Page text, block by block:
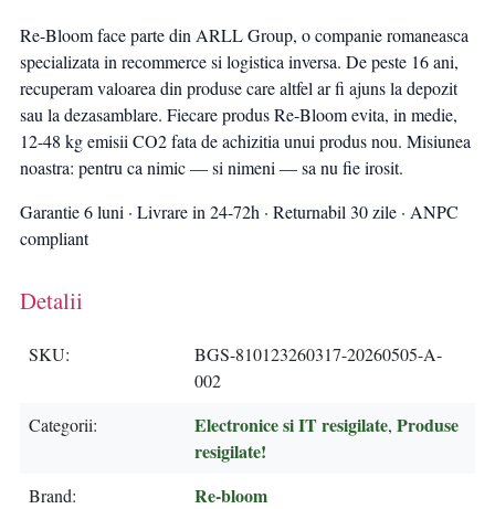
Re-Bloom face parte din ARLL Group, o companie romaneasca
specializata in recommerce si logistica inversa. De peste 16 ani,
recuperam valoarea din produse care altfel ar fi ajuns la depozit
sau la dezasamblare. Fiecare produs Re-Bloom evita, in medie,
12-48 kg emisii CO2 fata de achizitia unui produs nou. Misiunea
noastra: pentru ca nimic — si nimeni — sa nu fie irosit.
Garantie 6 luni · Livrare in 24-72h · Returnabil 30 zile · ANPC
compliant
Detalii
SKU
BGS-810123260317-20260505-A-
002
Categorii
Electronice si IT resigilate, Produse
resigilate!
Brand Re-bloom